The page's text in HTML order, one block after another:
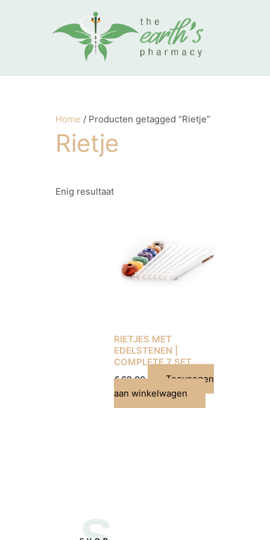
Home / Producten getagged “Rietje”
Rietje
Enig resultaat
RIETJES MET
EDELSTENEN |
COMPLETE 7 SET
€69,00
Toevoegen
aan winkelwagen